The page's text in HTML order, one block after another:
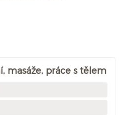
masáže, práce s tělem